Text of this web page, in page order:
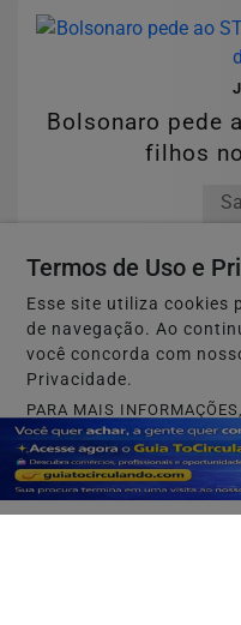
Bolsonaro pede
filhos
MAIS
Termos de Uso e
Esse site utiliza cookies
de navegação. Ao
você concorda com
Privacidade.
PARA MAIS
CLICANDO AQUI